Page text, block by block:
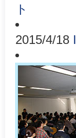
ト
2015/4/18